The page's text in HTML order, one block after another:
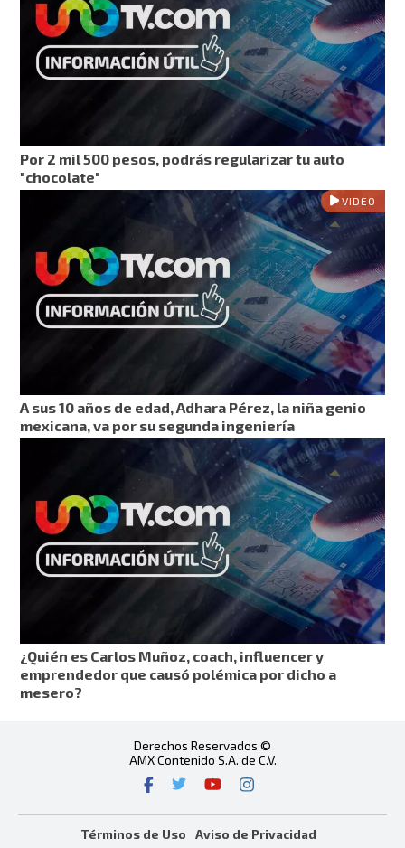
Por 2 mil 500 pesos, podrás regularizar tu auto
"chocolate"
VIDEO
A sus 10 años de edad, Adhara Pérez, la niña genio
mexicana, va por su segunda ingeniería
¿Quién es Carlos Muñoz, coach, influencer y
emprendedor que causó polémica por dicho a
mesero?
Derechos Reservados ©
AMX Contenido S.A. de C.V.
Términos de Uso Aviso de Privacidad